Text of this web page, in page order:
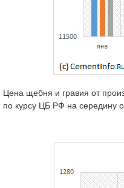
Цена щебня и гравия от
по курсу ЦБ РФ на середину